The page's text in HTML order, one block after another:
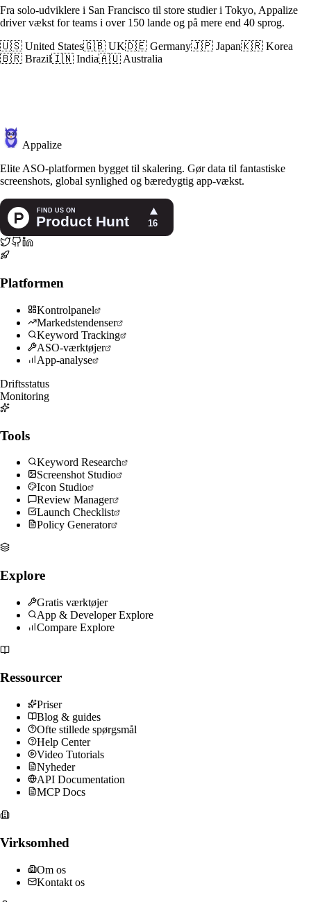
Fra solo-udviklere i San Francisco til store studier i Tokyo, Appalize
driver vækst for teams i over 150 lande og på mere end 40 sprog.
🇺🇸 United States🇬🇧 UK🇩🇪 Germany🇯🇵 Japan🇰🇷 Korea
🇧🇷 Brazil🇮🇳 India🇦🇺 Australia
Appalize
Elite ASO-platformen bygget til skalering. Gør data til fantastiske
screenshots, global synlighed og bæredygtig app-vækst.
Platformen
Kontrolpanel
Markedstendenser
Keyword Tracking
ASO-værktøjer
App-analyse
Driftsstatus
Monitoring
Tools
Keyword Research
Screenshot Studio
Icon Studio
Review Manager
Launch Checklist
Policy Generator
Explore
Gratis værktøjer
App & Developer Explore
Compare Explore
Ressourcer
Priser
Blog & guides
Ofte stillede spørgsmål
Help Center
Video Tutorials
Nyheder
API Documentation
MCP Docs
Virksomhed
Om os
Kontakt os